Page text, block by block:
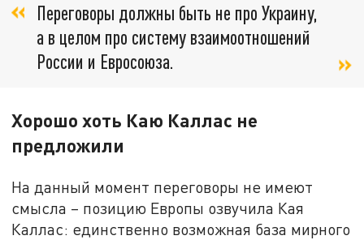
Переговоры должны быть не про Украину,
а в целом про систему взаимоотношений
России и Евросоюза.
Хорошо хоть Каю Каллас не
предложили
На данный момент переговоры не имеют
смысла – позицию Европы озвучила Кая
Каллас: единственно возможная база мирного